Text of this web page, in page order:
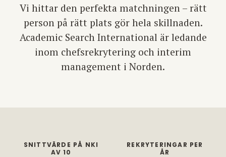
Vi hittar den perfekta matchningen – rätt
person på rätt plats gör hela skillnaden.
Academic Search International är ledande
inom chefsrekrytering och interim
management i Norden.
SNITTVÄRDE PÅ NKI
AV 10
REKRYTERINGAR PER
ÅR